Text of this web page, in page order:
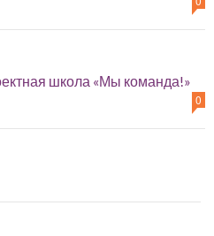
школа «Мы команда!»
0